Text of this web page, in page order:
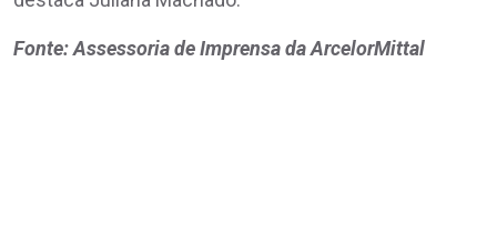
Fonte: Assessoria de Imprensa da ArcelorMittal